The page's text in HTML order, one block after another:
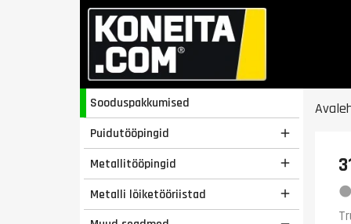
Sooduspakkumised
Puidutööpingid

Metallitööpingid 
Metalli lõiketööriistad 